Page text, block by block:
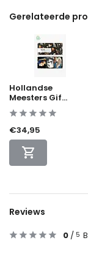
Gerelateerde
Hollandse
Meesters Gif...
€34,95
Reviews
0 / 5